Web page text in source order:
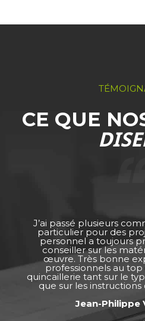
CE QUE
J’ai passé plusieurs
particulier pour des
personnel a toujours
conseiller sur les
œuvre. Très bonne
professionnels au
quincaillerie tant sur le
que sur les
Jean-Philippe